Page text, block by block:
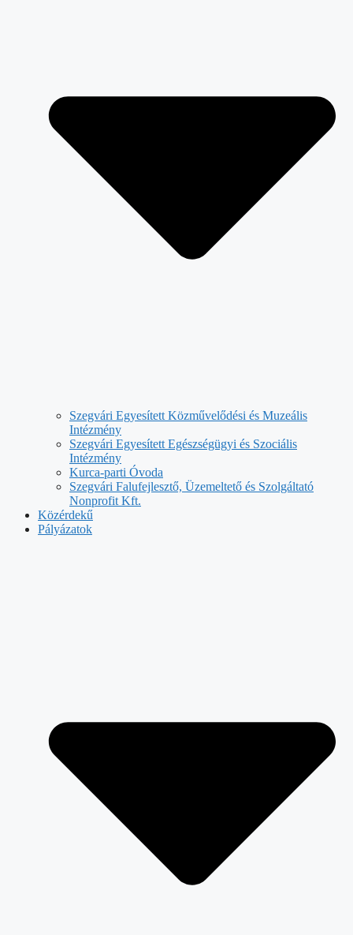
Szegvári Egyesített Közművelődési és Muzeális
Intézmény
Szegvári Egyesített Egészségügyi és Szociális
Intézmény
Kurca-parti Óvoda
Szegvári Falufejlesztő, Üzemeltető és Szolgáltató
Nonprofit Kft.
Közérdekű
Pályázatok